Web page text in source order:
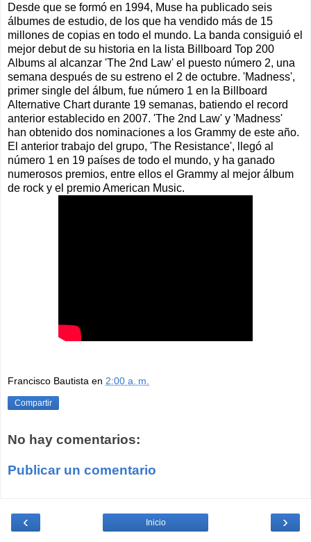
Desde que se formó en 1994, Muse ha publicado seis
álbumes de estudio, de los que ha vendido más de 15
millones de copias en todo el mundo. La banda consiguió el
mejor debut de su historia en la lista Billboard Top 200
Albums al alcanzar 'The 2nd Law' el puesto número 2, una
semana después de su estreno el 2 de octubre. 'Madness',
primer single del álbum, fue número 1 en la Billboard
Alternative Chart durante 19 semanas, batiendo el record
anterior establecido en 2007. 'The 2nd Law' y 'Madness'
han obtenido dos nominaciones a los Grammy de este año.
El anterior trabajo del grupo, 'The Resistance', llegó al
número 1 en 19 países de todo el mundo, y ha ganado
numerosos premios, entre ellos el Grammy al mejor álbum
de rock y el premio American Music.
Francisco Bautista en 2:00 a. m.
Compartir
No hay comentarios:
Publicar un comentario
‹ ›
Inicio